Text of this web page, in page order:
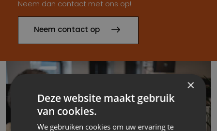
Neem dan contact met ons op!
Neem contact op
×
Deze website maakt gebruik
van cookies.
We gebruiken cookies om uw ervaring te